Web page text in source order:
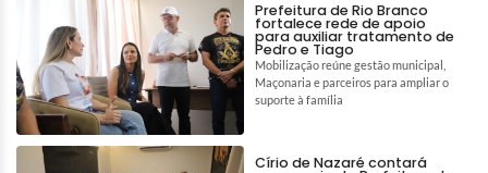
Prefeitura de Rio Branco
fortalece rede de apoio
para auxiliar tratamento de
Pedro e Tiago
Mobilização reúne gestão municipal,
Maçonaria e parceiros para ampliar o
suporte à família
Círio de Nazaré contará